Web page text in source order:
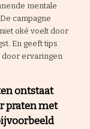
mentale
campagne
oké voelt door
En geeft tips
door ervaringen
ontstaat
praten met